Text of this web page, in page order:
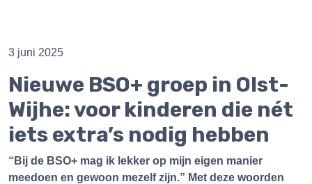
3 juni 2025
Nieuwe BSO+ groep in Olst-
Wijhe: voor kinderen die nét
iets extra’s nodig hebben
“Bij de BSO+ mag ik lekker op mijn eigen manier
meedoen en gewoon mezelf zijn.” Met deze woorden